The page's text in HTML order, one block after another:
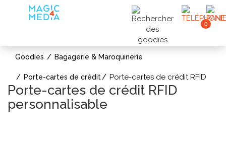
0
Goodies Bagagerie & Maroquinerie
Porte-cartes de crédit Porte-cartes de crédit RFID
Porte-cartes de crédit RFID
personnalisable